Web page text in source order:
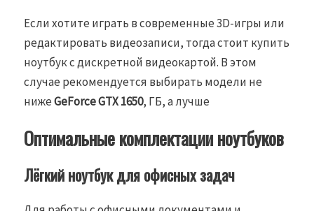
Если хотите играть в современные 3D-игры или
редактировать видеозаписи, тогда стоит купить
ноутбук с дискретной видеокартой. В этом
случае рекомендуется выбирать модели не
нижеGeForce GTX 1650, ГБ, а лучше
Оптимальные комплектации ноутбуков
Лёгкий ноутбук для офисных задач